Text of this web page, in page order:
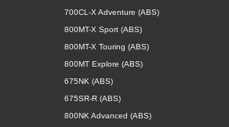
700CL-X Adventure (ABS)
800MT-X Sport (ABS)
800MT-X Touring (ABS)
800MT Explore (ABS)
675NK (ABS)
675SR-R (ABS)
800NK Advanced (ABS)